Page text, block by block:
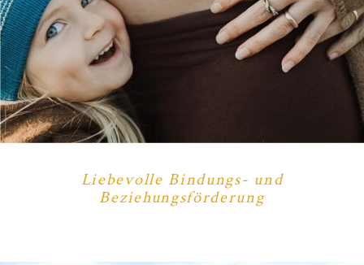
Liebevolle Bindungs- und
Beziehungsförderung